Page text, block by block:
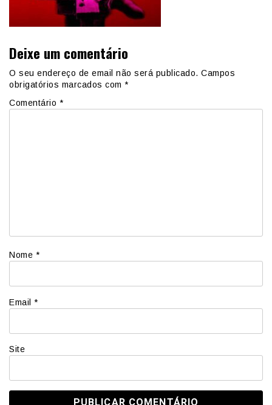
Deixe um comentário
O seu endereço de email não será publicado. Campos
obrigatórios marcados com *
Comentário *
Nome *
Email *
Site